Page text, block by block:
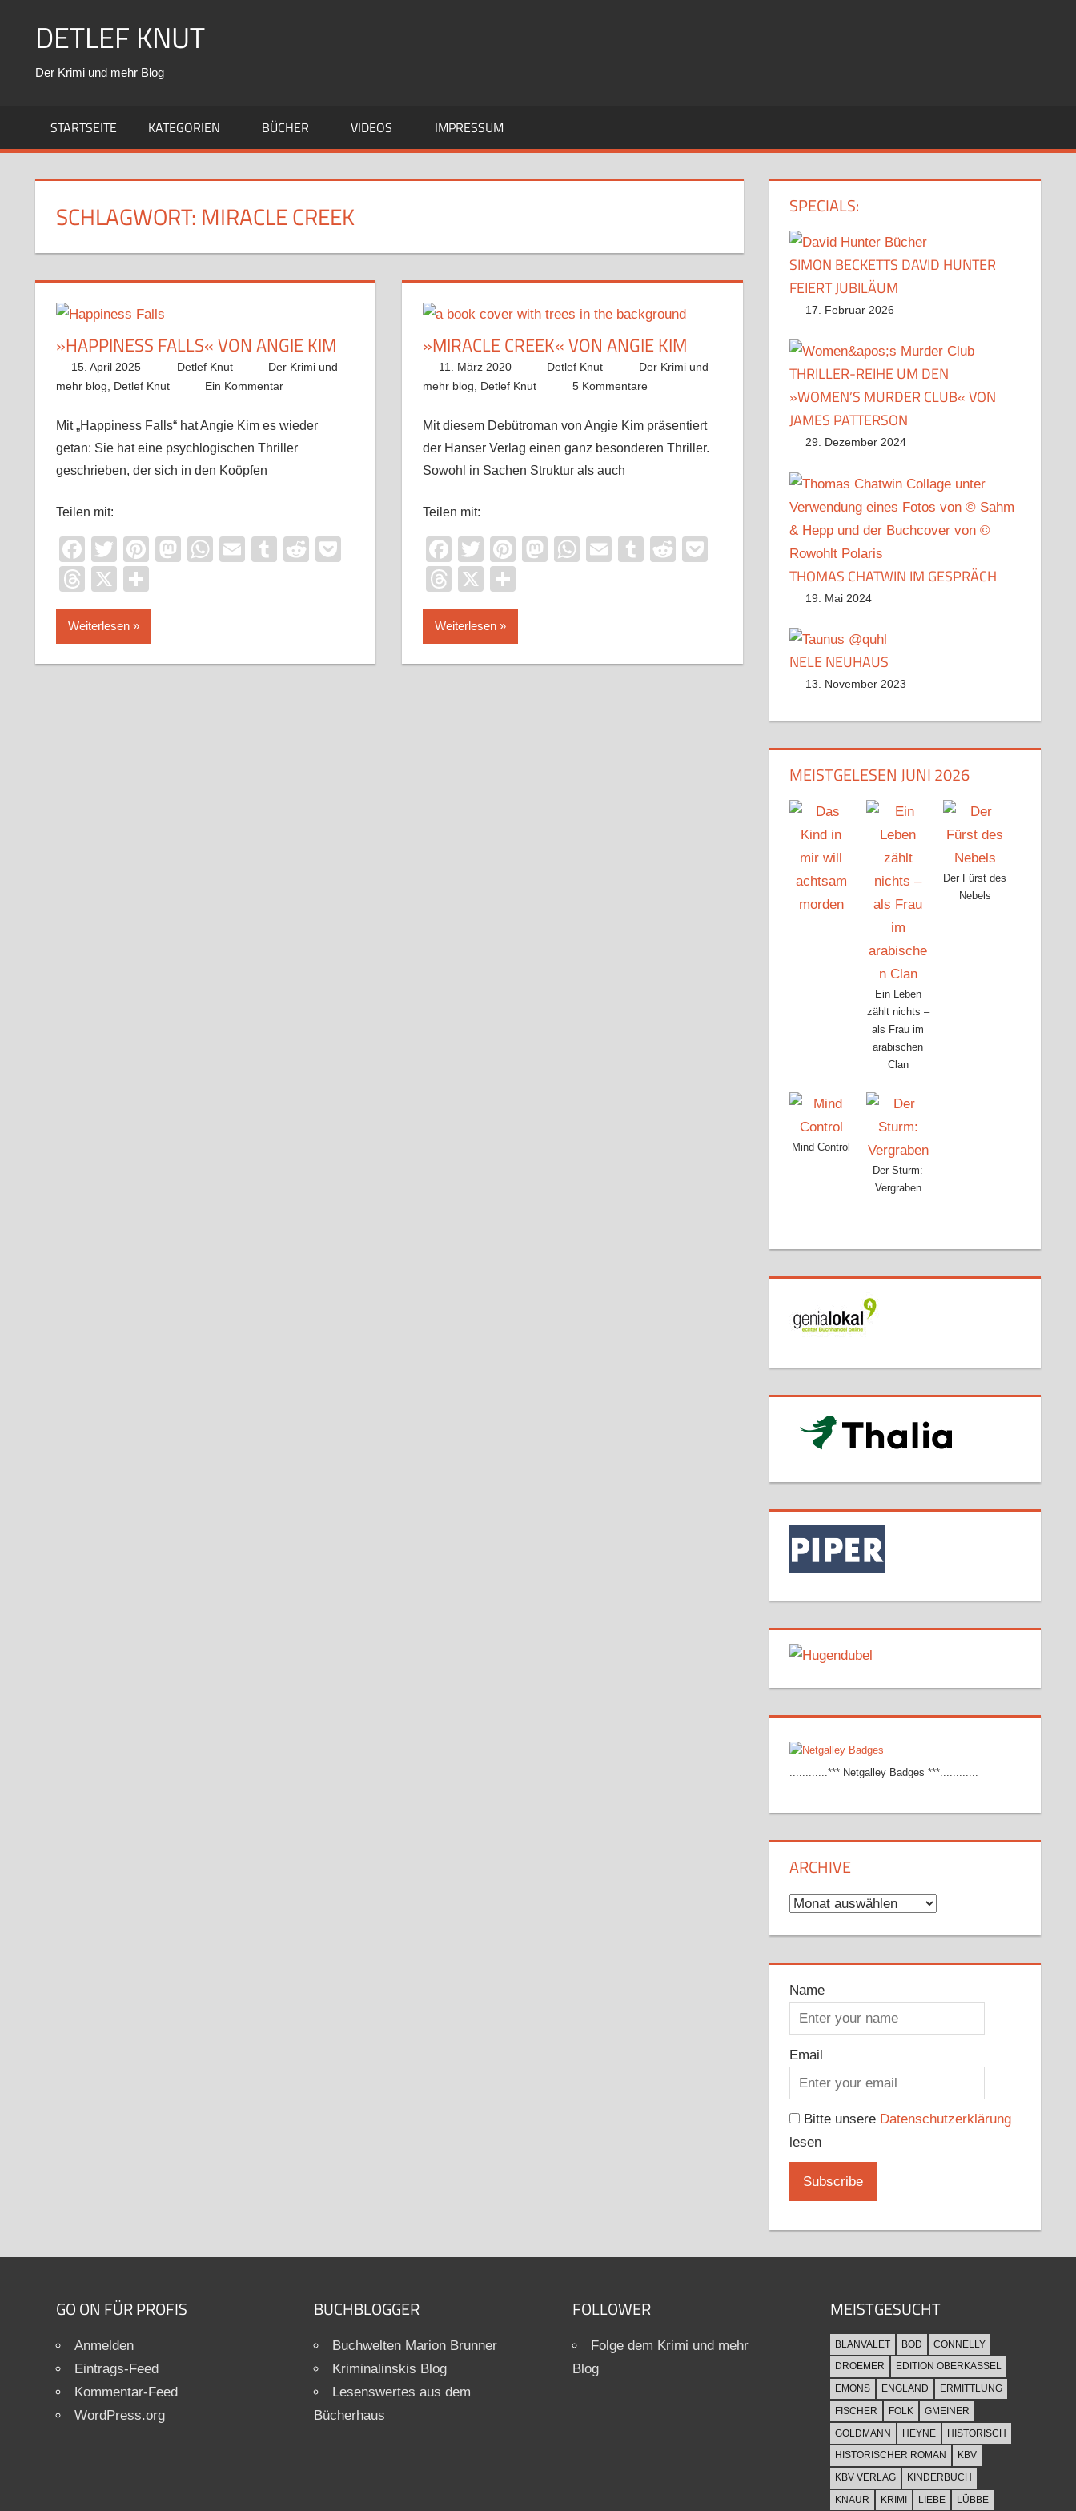
DETLEF KNUT
Der Krimi und mehr Blog
STARTSEITE KATEGORIEN BÜCHER VIDEOS IMPRESSUM
SCHLAGWORT: MIRACLE CREEK
»HAPPINESS FALLS« VON ANGIE KIM
15. April 2025 Detlef Knut
Der Krimi und
mehr blog
Detlef Knut Ein Kommentar
Mit „Happiness Falls“ hat Angie Kim es wieder
getan: Sie hat eine psychlogischen Thriller
geschrieben, der sich in den Koöpfen
Teilen mit:
Facebook
TwitterPinterest
Mastodon
WhatsApp
EmailTumblrReddit
Threads
X
Weiterlesen
»MIRACLE CREEK« VON ANGIE KIM
11. März 2020 Detlef Knut
Der Krimi und
mehr blog
Detlef Knut 5 Kommentare
Mit diesem Debütroman von Angie Kim präsentiert
der Hanser Verlag einen ganz besonderen Thriller.
Sowohl in Sachen Struktur als auch
Teilen mit:
Facebook
TwitterPinterest
Mastodon
WhatsApp
EmailTumblrReddit
Threads
X
Weiterlesen
SPECIALS:
SIMON BECKETTS DAVID HUNTER
FEIERT JUBILÄUM
17. Februar 2026
THRILLER-REIHE UM DEN
»WOMEN’S MURDER CLUB« VON
JAMES PATTERSON
29. Dezember 2024
THOMAS CHATWIN IM GESPRÄCH
19. Mai 2024
NELE NEUHAUS
13. November 2023
MEISTGELESEN JUNI 2026
Ein Leben
zählt nichts –
als Frau im
arabischen
Clan
Der Fürst des
Nebels
Mind Control
Der Sturm:
Vergraben
............*** Netgalley Badges ***............
ARCHIVE
Archive
Name
Email
Bitte unsere Datenschutzerklärung
lesen
GO ON FÜR PROFIS
Anmelden
Eintrags-Feed
Kommentar-Feed
WordPress.org
BUCHBLOGGER
Buchwelten Marion Brunner
Kriminalinskis Blog
Lesenswertes aus dem
Bücherhaus
FOLLOWER
Folge dem Krimi und mehr
Blog
MEISTGESUCHT
BLANVALET BOD
CONNELLY
DROEMER
EDITION OBERKASSEL
EMONS
ENGLAND
ERMITTLUNG
FISCHER
FOLK
GMEINER
GOLDMANN
HEYNE
HISTORISCH
HISTORISCHER ROMAN
KBV
KBV VERLAG
KINDERBUCH
KNAUR
KRIMI LIEBE LÜBBE